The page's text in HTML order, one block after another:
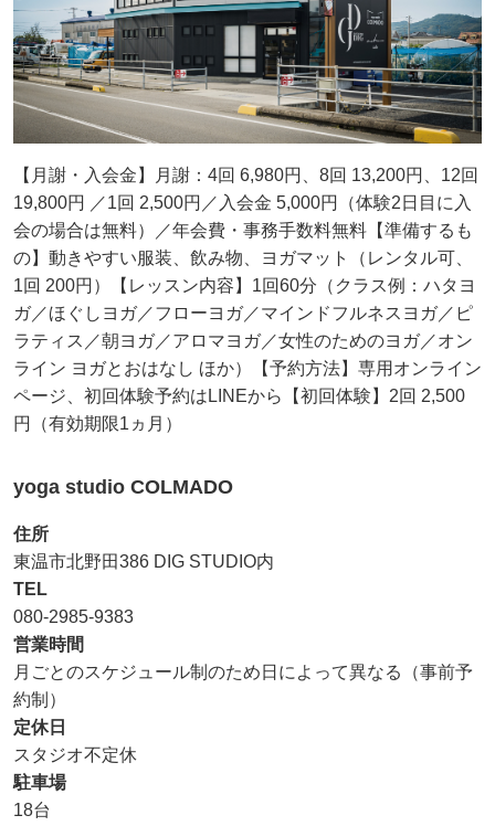
【月謝・入会金】月謝：4回 6,980円、8回 13,200円、12回
19,800円 ／1回 2,500円／入会金 5,000円（体験2日目に入
会の場合は無料）／年会費・事務手数料無料【準備するも
の】動きやすい服装、飲み物、ヨガマット（レンタル可、
1回 200円）【レッスン内容】1回60分（クラス例：ハタヨ
ガ／ほぐしヨガ／フローヨガ／マインドフルネスヨガ／ピ
ラティス／朝ヨガ／アロマヨガ／女性のためのヨガ／オン
ライン ヨガとおはなし ほか）【予約方法】専用オンライン
ページ、初回体験予約はLINEから【初回体験】2回 2,500
円（有効期限1ヵ月）
yoga studio COLMADO
住所
東温市北野田386 DIG STUDIO内
TEL
080-2985-9383
営業時間
月ごとのスケジュール制のため日によって異なる（事前予
約制）
定休日
スタジオ不定休
駐車場
18台